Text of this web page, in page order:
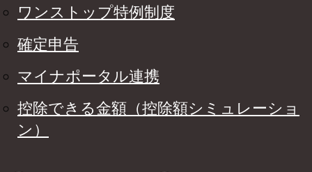
ワンストップ特例制度
確定申告
マイナポータル連携
控除できる金額（控除額シミュレーショ
ン）